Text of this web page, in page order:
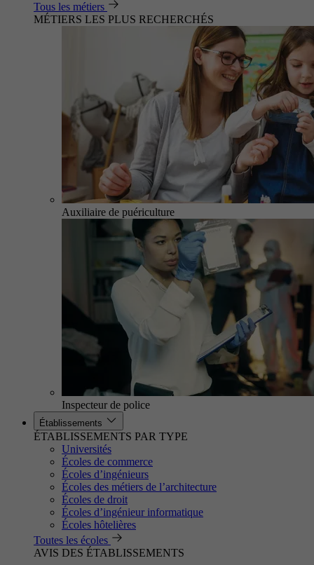
Tous les métiers
MÉTIERS LES PLUS RECHERCHÉS
Auxiliaire de puériculture
Inspecteur de police
Établissements
ÉTABLISSEMENTS PAR TYPE
Universités
Écoles de commerce
Écoles d’ingénieurs
Écoles des métiers de l’architecture
Écoles de droit
Écoles d’ingénieur informatique
Écoles hôtelières
Toutes les écoles
AVIS DES ÉTABLISSEMENTS